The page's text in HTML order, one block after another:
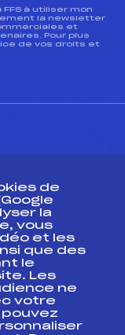
FFS à utiliser mon
la newsletter
et
Pour plus
de vos droits et
Suivi
de
la
vous
et les
que des
le
Les
ne
votre